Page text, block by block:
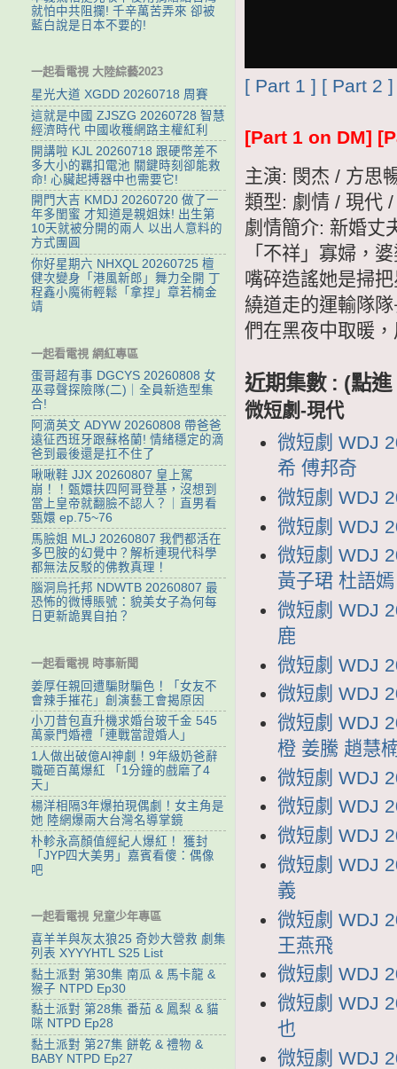
[ Part 1 ] [ Part 2 ]
[Part 1 on DM]
主演: 閔杰 / 方思
類型: 劇情 / 現代
劇情簡介: 新婚丈
「不祥」寡婦，
嘴碎造謠她是掃
繞道走的運輸隊
們在黑夜中取暖
近期集數 : (點
微短劇-現代
微短劇 WDJ
希 傅邦奇
微短劇 WDJ
微短劇 WDJ
微短劇 WDJ
黃子珺 杜語
微短劇 WDJ
鹿
微短劇 WDJ
微短劇 WDJ
微短劇 WDJ
橙 姜騰 趙慧
微短劇 WDJ
微短劇 WDJ
微短劇 WDJ
微短劇 WDJ
義
微短劇 WDJ
王燕飛
微短劇 WDJ
微短劇 WDJ
也
微短劇 WDJ
就怕中共阻攔! 千辛萬苦弄來 卻被
藍白說是日本不要的!
一起看電視 大陸綜藝2023
星光大道 XGDD 20260718 周賽
這就是中國 ZJSZG 20260728 智慧
經濟時代 中國收穫網路主權紅利
開講啦 KJL 20260718 跟硬幣差不
多大小的羈扣電池 關鍵時刻卻能救
命! 心臟起搏器中也需要它!
開門大吉 KMDJ 20260720 做了一
年多閨蜜 才知道是親姐妹! 出生第
10天就被分開的兩人 以出人意料的
方式團圓
你好星期六 NHXQL 20260725 檀
健次變身「港風新郎」舞力全開 丁
程鑫小魔術輕鬆「拿捏」章若楠金
靖
一起看電視 網紅專區
蛋哥超有事 DGCYS 20260808 女
巫尋聲探險隊(二)｜全員新造型集
合!
阿滴英文 ADYW 20260808 帶爸爸
遠征西班牙跟蘇格蘭! 情緒穩定的滴
爸到最後還是扛不住了
啾啾鞋 JJX 20260807 皇上駕
崩！！甄嬛扶四阿哥登基，沒想到
當上皇帝就翻臉不認人？｜直男看
甄嬛 ep.75~76
馬臉姐 MLJ 20260807 我們都活在
多巴胺的幻覺中？解析連現代科學
都無法反駁的佛教真理！
腦洞烏托邦 NDWTB 20260807 最
恐怖的微博賬號：貌美女子為何每
日更新詭異自拍？
一起看電視 時事新聞
姜厚任親回遭騙財騙色！「女友不
會辣手摧花」創演藝工會揭原因
小刀昔包直升機求婚台玻千金 545
萬豪門婚禮「連戰當證婚人」
1人做出破億AI神劇！9年級奶爸辭
職砸百萬爆紅 「1分鐘的戲磨了4
天」
楊洋相隔3年爆拍現偶劇！女主角是
她 陸網爆兩大台灣名導掌鏡
朴軫永高顏值經紀人爆紅！ 獲封
「JYP四大美男」嘉賓看傻：偶像
吧
一起看電視 兒童少年專區
喜羊羊與灰太狼25 奇妙大營救 劇集
列表 XYYYHTL S25 List
黏土派對 第30集 南瓜 & 馬卡龍 &
猴子 NTPD Ep30
黏土派對 第28集 番茄 & 鳳梨 & 貓
咪 NTPD Ep28
黏土派對 第27集 餅乾 & 禮物 &
BABY NTPD Ep27